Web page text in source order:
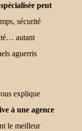
peut
sécurité
autant
aguerris
explique
à une agence
le meilleur